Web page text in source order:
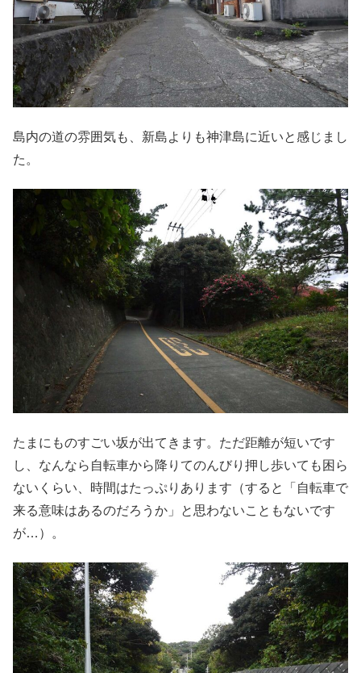
島内の道の雰囲気も、新島よりも神津島に近いと感じまし
た。
たまにものすごい坂が出てきます。ただ距離が短いです
し、なんなら自転車から降りてのんびり押し歩いても困ら
ないくらい、時間はたっぷりあります（すると「自転車で
来る意味はあるのだろうか」と思わないこともないです
が…）。